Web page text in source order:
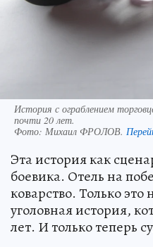
История с ограблением
почти 20 лет.
Фото: Михаил ФРОЛОВ.
Эта история как
боевика. Отель на
коварство. Только
уголовная история,
лет. И только теперь